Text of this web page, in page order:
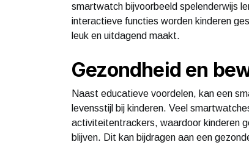
smartwatch bijvoorbeeld spelenderwijs
interactieve functies worden kinderen
leuk en uitdagend maakt.
Gezondheid en
Naast educatieve voordelen, kan een
levensstijl bij kinderen. Veel
activiteitentrackers, waardoor kinderen
blijven. Dit kan bijdragen aan een